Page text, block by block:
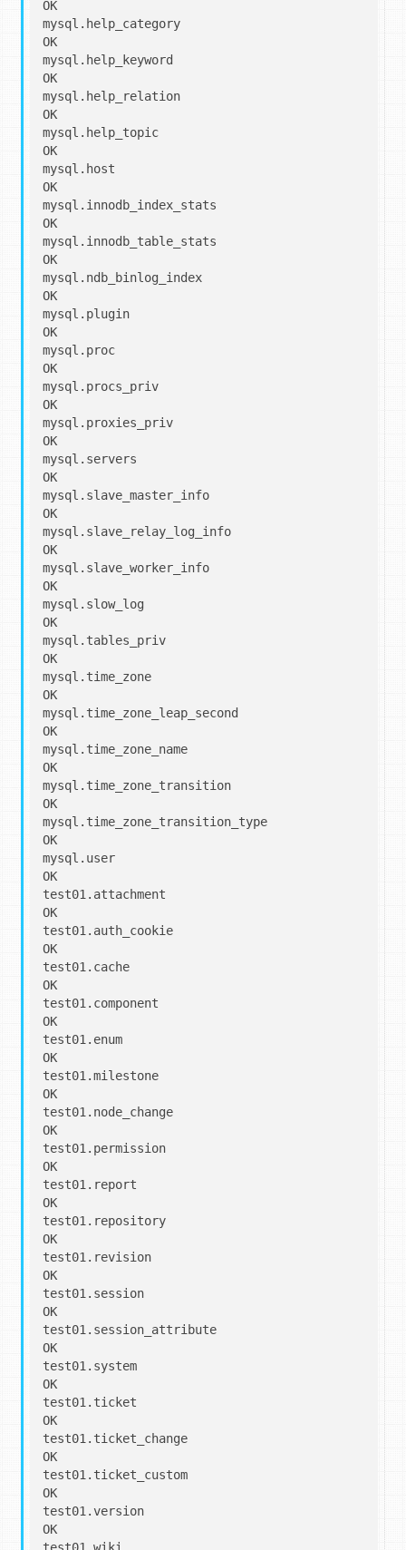
OK
mysql.help_category
OK
mysql.help_keyword
OK
mysql.help_relation
OK
mysql.help_topic
OK
mysql.host
OK
mysql.innodb_index_stats
OK
mysql.innodb_table_stats
OK
mysql.ndb_binlog_index
OK
mysql.plugin
OK
mysql.proc
OK
mysql.procs_priv
OK
mysql.proxies_priv
OK
mysql.servers
OK
mysql.slave_master_info
OK
mysql.slave_relay_log_info
OK
mysql.slave_worker_info
OK
mysql.slow_log
OK
mysql.tables_priv
OK
mysql.time_zone
OK
mysql.time_zone_leap_second
OK
mysql.time_zone_name
OK
mysql.time_zone_transition
OK
mysql.time_zone_transition_type
OK
mysql.user
OK
test01.attachment
OK
test01.auth_cookie
OK
test01.cache
OK
test01.component
OK
test01.enum
OK
test01.milestone
OK
test01.node_change
OK
test01.permission
OK
test01.report
OK
test01.repository
OK
test01.revision
OK
test01.session
OK
test01.session_attribute
OK
test01.system
OK
test01.ticket
OK
test01.ticket_change
OK
test01.ticket_custom
OK
test01.version
OK